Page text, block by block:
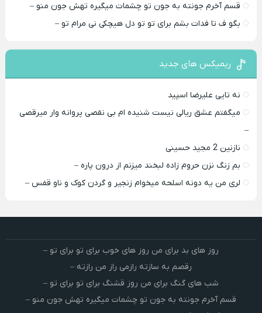
قسم آخرم جونته به جون تو چشمات میگیره تهش جون منو –
بگو ف تا فدات بشم برای تو تو دل هیچکی نی مرام تو –
ریمیکس های جدید
نه تایی علیرضا اسپید
میگفتم عشق ریالی نیست شنیده ام بی نقصی پروانه وار میرقصی
–
نازنین 2 مجید حسینی
بم زنگ نزن حروم زاده لبخند میزنم از درون پاره –
لری من یه دونه اسلحه میخوام زﻧﺠﻴﺮ و ﮔﺮدن ﻛﻮک و ﻧﺎو ﻗﻔﺲ –
روز های بد برای من روز های خوب برای تو برای تو –
رقصم به سازته رازمی راز من رازته –
شب های گنگ برای من روز قشنگ برای تو برای تو –
قسم آخرم جونته به جون تو چشمات میگیره تهش جون منو –